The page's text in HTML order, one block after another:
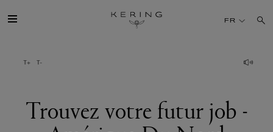
votre
futur
TALENT
FR
Trouvez votre futur job -